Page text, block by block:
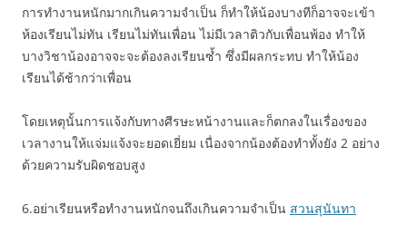
การทำงานหนักมากเกินความจำเป็น ก็ทำให้น้องบางทีก็อาจจะเข้า
ห้องเรียนไม่ทัน เรียนไม่ทันเพื่อน ไม่มีเวลาติวกับเพื่อนพ้อง ทำให้
บางวิชาน้องอาจจะจะต้องลงเรียนซ้ำ ซึ่งมีผลกระทบ ทำให้น้อง
เรียนได้ช้ากว่าเพื่อน
โดยเหตุนั้นการแจ้งกับทางศีรษะหน้างานและก็ตกลงในเรื่องของ
เวลางานให้แจ่มแจ้งจะยอดเยี่ยม เนื่องจากน้องต้องทำทั้งยัง 2 อย่าง
ด้วยความรับผิดชอบสูง
6.อย่าเรียนหรือทำงานหนักจนถึงเกินความจำเป็น สวนสุนันทา